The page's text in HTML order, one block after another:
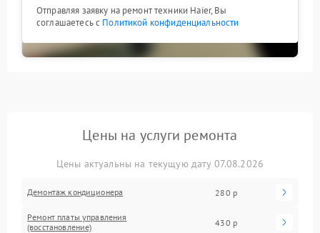
Отправляя заявку на ремонт техники Haier, Вы
соглашаетесь с Политикой конфиденциальности
Цены на услуги ремонта
Цены актуальны на текущую дату 07.08.2026
Демонтаж кондиционера 280 р
Ремонт платы управления
(восстановление)
430 р